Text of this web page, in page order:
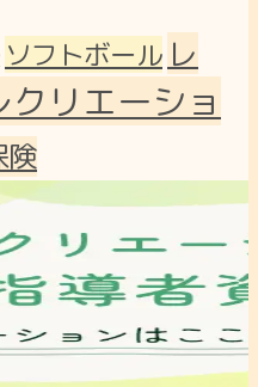
ソフトボール レ
クリエーショ
険